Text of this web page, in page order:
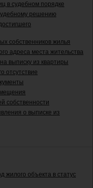
в судебном порядке
решению
собственников жилья
адреса места жительства
выписку из квартиры
отсутствие
собственности
о выписке из
жилого объекта в статус